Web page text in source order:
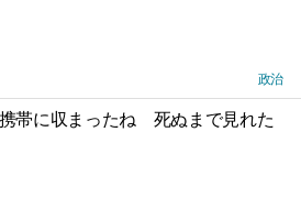
政治
帯に収まったね
死ぬまで見れた